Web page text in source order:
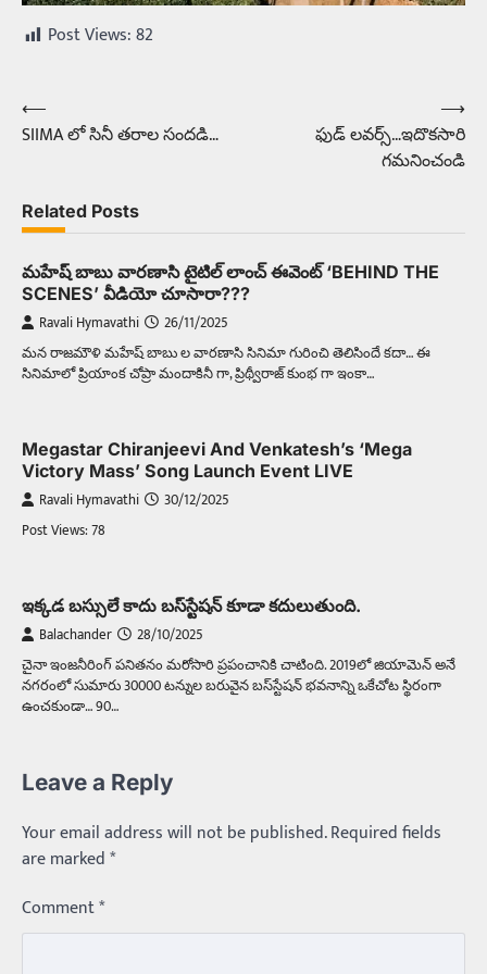
Post Views:82
Post
navigation
⟵
SIIMA లో సినీ తరాల సందడి…
ఫుడ్ లవర్స్…ఇదొకసారి
గమనించండి
⟶
Related Posts
మహేష్ బాబు వారణాసి టైటిల్ లాంచ్ ఈవెంట్ ‘BEHIND THE
SCENES’ వీడియో చూసారా???
Ravali Hymavathi 26/11/2025
మన రాజమౌళి మహేష్ బాబు ల వారణాసి సినిమా గురించి తెలిసిందే కదా… ఈ
సినిమాలో ప్రియాంక చోప్రా మందాకినీ గా, ప్రిథ్వీరాజ్ కుంభ గా ఇంకా…
Megastar Chiranjeevi And Venkatesh’s ‘Mega
Victory Mass’ Song Launch Event LIVE
Ravali Hymavathi 30/12/2025
Post Views: 78
ఇక్కడ బస్సులే కాదు బస్‌స్టేషన్‌ కూడా కదులుతుంది.
Balachander 28/10/2025
చైనా ఇంజనీరింగ్‌ పనితనం మరోసారి ప్రపంచానికి చాటింది. 2019లో జియామెన్‌ అనే
నగరంలో సుమారు 30000 టన్నుల బరువైన బస్‌స్టేషన్‌ భవనాన్ని ఒకేచోట స్థిరంగా
ఉంచకుండా… 90…
Leave a Reply
Your email address will not be published.Required fields
are marked*
Comment*